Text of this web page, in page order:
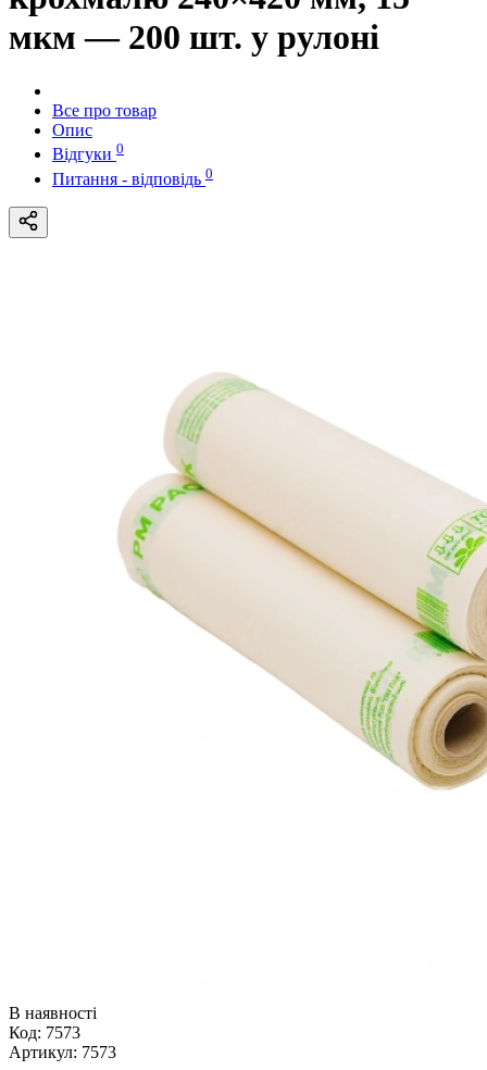
мкм — 200 шт. у рулоні
Все про товар
Опис
Відгуки 0
Питання - відповідь 0
В наявності
Код: 7573
Артикул: 7573